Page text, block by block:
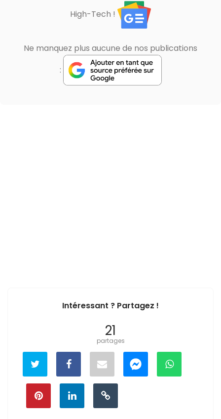
High-Tech !
Ne manquez plus aucune de nos publications
:
Intéressant ? Partagez !
21
partages